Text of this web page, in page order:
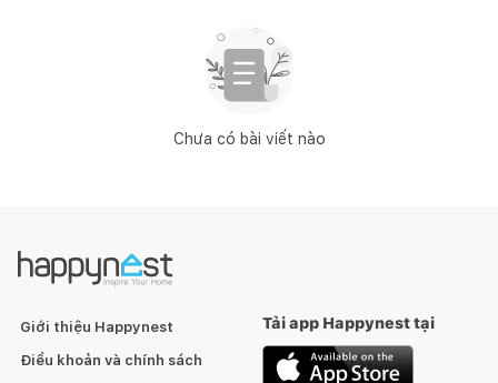
Chưa có bài viết nào
Giới thiệu Happynest
Điều khoản và chính sách
Tải app Happynest tại